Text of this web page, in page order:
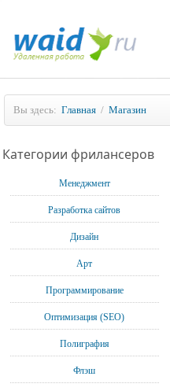
Вы здесь: Главная / Магазин
Категории фрилансеров
Менеджмент
Разработка сайтов
Дизайн
Арт
Программирование
Оптимизация (SEO)
Полиграфия
Флэш